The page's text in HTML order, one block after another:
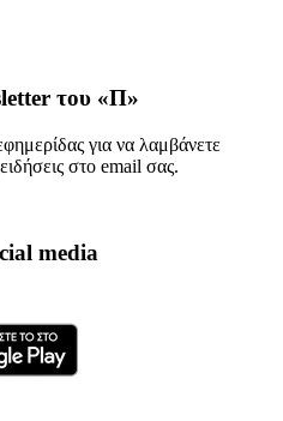
του «Π»
για να λαμβάνετε
στο email σας.
media